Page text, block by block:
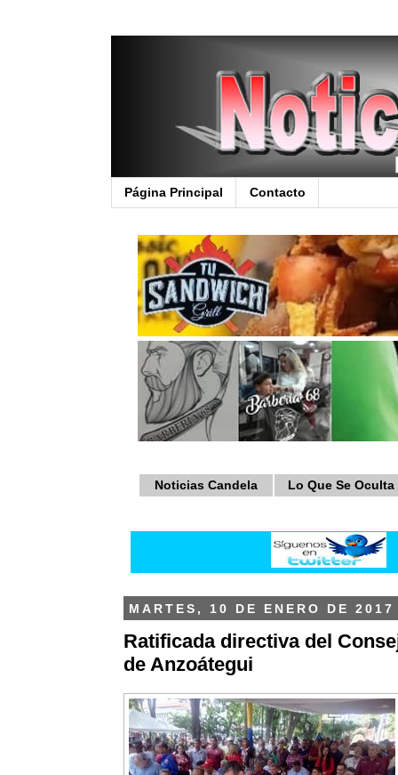
Página Principal Contacto
Noticias Candela Lo Que Se Oculta
MARTES, 10 DE ENERO DE 2017
Ratificada directiva del
de Anzoátegui